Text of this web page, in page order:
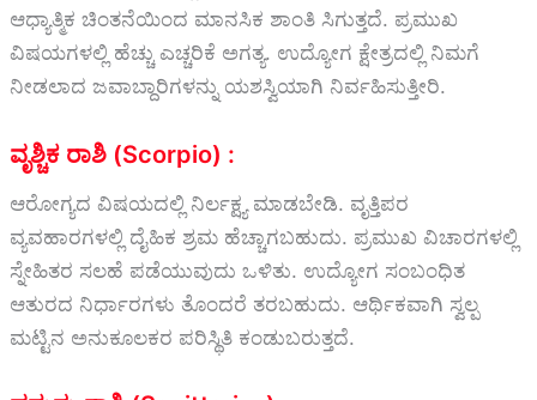
ಆಧ್ಯಾತ್ಮಿಕ ಚಿಂತನೆಯಿಂದ ಮಾನಸಿಕ ಶಾಂತಿ ಸಿಗುತ್ತದೆ. ಪ್ರಮುಖ
ವಿಷಯಗಳಲ್ಲಿ ಹೆಚ್ಚು ಎಚ್ಚರಿಕೆ ಅಗತ್ಯ. ಉದ್ಯೋಗ ಕ್ಷೇತ್ರದಲ್ಲಿ ನಿಮಗೆ
ನೀಡಲಾದ ಜವಾಬ್ದಾರಿಗಳನ್ನು ಯಶಸ್ವಿಯಾಗಿ ನಿರ್ವಹಿಸುತ್ತೀರಿ.
ವೃಶ್ಚಿಕ ರಾಶಿ (Scorpio) :
ಆರೋಗ್ಯದ ವಿಷಯದಲ್ಲಿ ನಿರ್ಲಕ್ಷ್ಯ ಮಾಡಬೇಡಿ. ವೃತ್ತಿಪರ
ವ್ಯವಹಾರಗಳಲ್ಲಿ ದೈಹಿಕ ಶ್ರಮ ಹೆಚ್ಚಾಗಬಹುದು. ಪ್ರಮುಖ ವಿಚಾರಗಳಲ್ಲಿ
ಸ್ನೇಹಿತರ ಸಲಹೆ ಪಡೆಯುವುದು ಒಳಿತು. ಉದ್ಯೋಗ ಸಂಬಂಧಿತ
ಆತುರದ ನಿರ್ಧಾರಗಳು ತೊಂದರೆ ತರಬಹುದು. ಆರ್ಥಿಕವಾಗಿ ಸ್ವಲ್ಪ
ಮಟ್ಟಿನ ಅನುಕೂಲಕರ ಪರಿಸ್ಥಿತಿ ಕಂಡುಬರುತ್ತದೆ.